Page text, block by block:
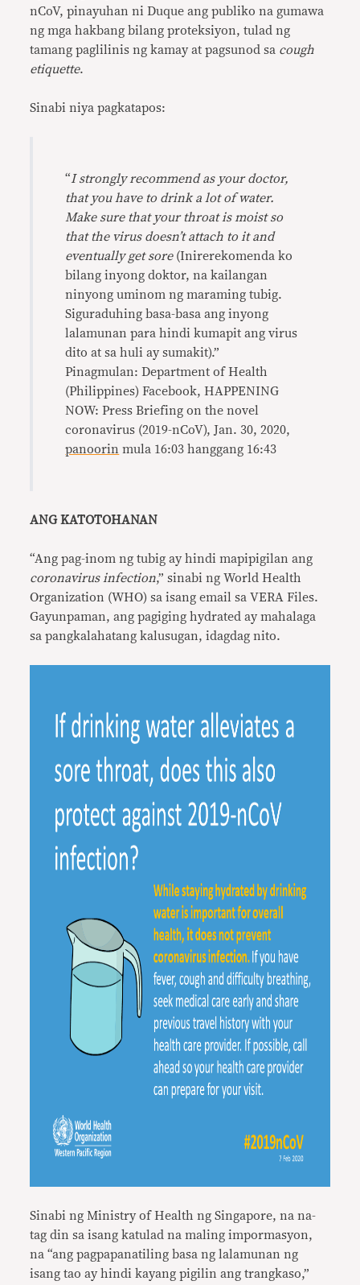
nCoV, pinayuhan ni Duque ang publiko na gumawa
ng mga hakbang bilang proteksiyon, tulad ng
tamang paglilinis ng kamay at pagsunod sa cough
etiquette.
Sinabi niya pagkatapos:
“I strongly recommend as your doctor,
that you have to drink a lot of water.
Make sure that your throat is moist so
that the virus doesn’t attach to it and
eventually get sore(Inirerekomenda ko
bilang inyong doktor, na kailangan
ninyong uminom ng maraming tubig.
Siguraduhing basa-basa ang inyong
lalamunan para hindi kumapit ang virus
dito at sa huli ay sumakit).”
Pinagmulan: Department of Health
(Philippines) Facebook, HAPPENING
NOW: Press Briefing on the novel
coronavirus (2019-nCoV), Jan. 30, 2020,
panoorin mula 16:03 hanggang 16:43
ANG KATOTOHANAN
“Ang pag-inom ng tubig ay hindi mapipigilan ang
coronavirus infection,” sinabi ng World Health
Organization (WHO) sa isang email sa VERA Files.
Gayunpaman, ang pagiging hydrated ay mahalaga
sa pangkalahatang kalusugan, idagdag nito.
Sinabi ng Ministry of Health ng Singapore, na na-
tag din sa isang katulad na maling impormasyon,
na “ang pagpapanatiling basa ng lalamunan ng
isang tao ay hindi kayang pigilin ang trangkaso,”